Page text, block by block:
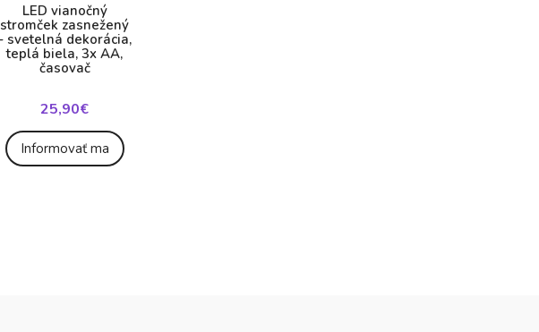
LED vianočný
stromček zasnežený
- svetelná dekorácia,
teplá biela, 3x AA,
časovač
25,90€
Informovať ma